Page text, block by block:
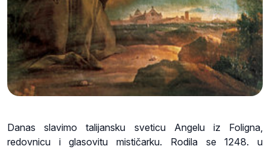
Danas slavimo talijansku sveticu Angelu iz Foligna,
redovnicu i glasovitu mističarku. Rodila se 1248. u